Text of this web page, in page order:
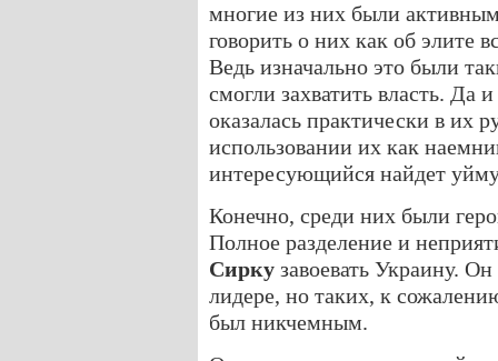
многие из них были
говорить о них как об элите
Ведь изначально это были
смогли захватить власть. Да
оказалась практически в их
использовании их как
интересующийся найдет
Конечно, среди них были
Полное разделение и
Сирку завоевать Украину.
лидере, но таких, к
был никчемным.